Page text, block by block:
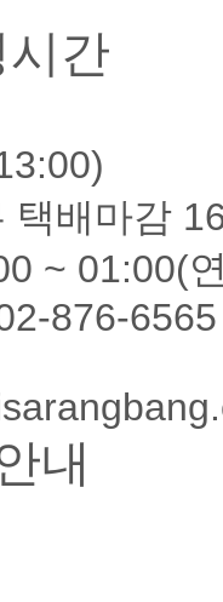
간
택배마감
~ 01:00(
876-6565
내